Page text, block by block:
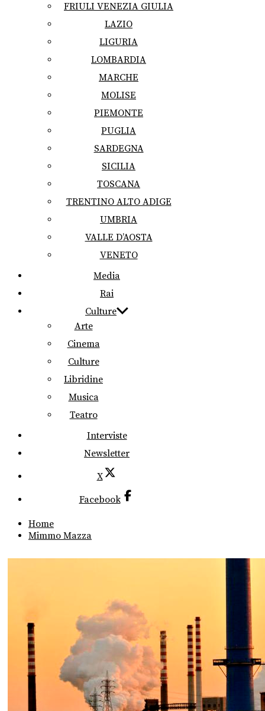
FRIULI VENEZIA GIULIA
LAZIO
LIGURIA
LOMBARDIA
MARCHE
MOLISE
PIEMONTE
PUGLIA
SARDEGNA
SICILIA
TOSCANA
TRENTINO ALTO ADIGE
UMBRIA
VALLE D’AOSTA
VENETO
Media
Rai
Culture
Arte
Cinema
Culture
Libridine
Musica
Teatro
Interviste
Newsletter
X
Facebook
Home
Mimmo Mazza